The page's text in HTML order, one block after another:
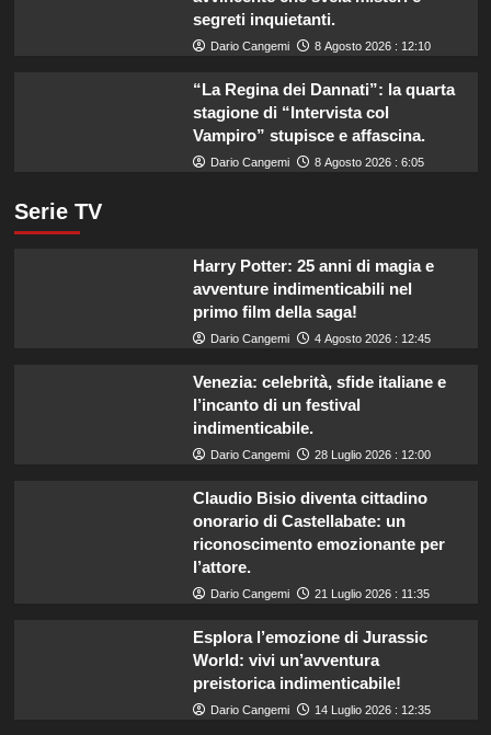
segreti inquietanti.
Dario Cangemi 8 Agosto 2026 : 12:10
“La Regina dei Dannati”: la quarta
stagione di “Intervista col
Vampiro” stupisce e affascina.
Dario Cangemi 8 Agosto 2026 : 6:05
Serie TV
Harry Potter: 25 anni di magia e
avventure indimenticabili nel
primo film della saga!
Dario Cangemi 4 Agosto 2026 : 12:45
Venezia: celebrità, sfide italiane e
l’incanto di un festival
indimenticabile.
Dario Cangemi 28 Luglio 2026 : 12:00
Claudio Bisio diventa cittadino
onorario di Castellabate: un
riconoscimento emozionante per
l’attore.
Dario Cangemi 21 Luglio 2026 : 11:35
Esplora l’emozione di Jurassic
World: vivi un’avventura
preistorica indimenticabile!
Dario Cangemi 14 Luglio 2026 : 12:35